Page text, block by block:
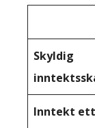
Skyldig
Inntekt